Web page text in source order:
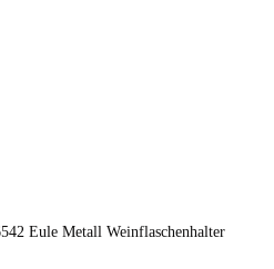
Eule Metall Weinflaschenhalter